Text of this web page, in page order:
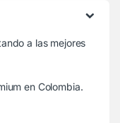
a las mejores
en Colombia.